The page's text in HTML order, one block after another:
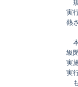
規
実
熱
本
級
実
実
も